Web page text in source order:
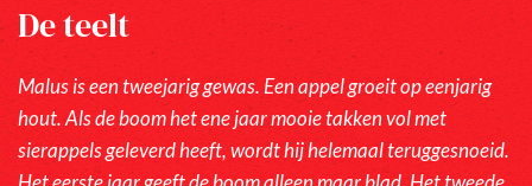
De teelt
Malus is een tweejarig gewas. Een appel groeit op eenjarig
hout. Als de boom het ene jaar mooie takken vol met
sierappels geleverd heeft, wordt hij helemaal teruggesnoeid.